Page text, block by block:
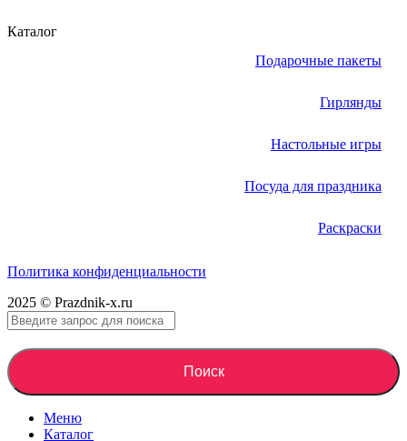
Каталог
Подарочные пакеты
Гирлянды
Настольные игры
Посуда для праздника
Раскраски
Политика конфиденциальности
2025 © Prazdnik-x.ru
Поиск
Меню
Каталог